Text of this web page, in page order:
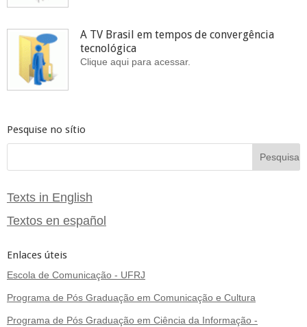
A TV Brasil em tempos de convergência
tecnológica
Clique aqui para acessar.
Pesquise no sítio
Texts in English
Textos en español
Enlaces úteis
Escola de Comunicação - UFRJ
Programa de Pós Graduação em Comunicação e Cultura
Programa de Pós Graduação em Ciência da Informação -